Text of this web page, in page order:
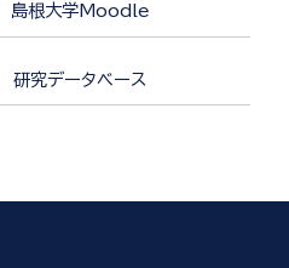
島根大学Moodle
研究データベース